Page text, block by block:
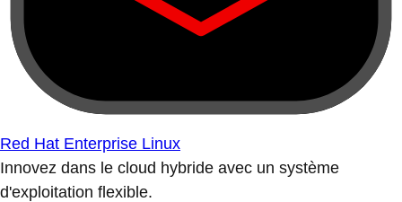
Red Hat Enterprise Linux
Innovez dans le cloud hybride avec un système
d'exploitation flexible.